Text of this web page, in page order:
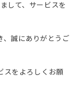
して、サービスを
誠にありがとうご
スをよろしくお願